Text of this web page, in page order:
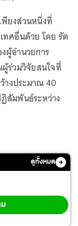
ยงส่วนหนึ่งที่
ทศอื่นด้วย โดย รัต
ผู้อำนวยการ
ผู้ร่วมวิจัยสนใจที่
างประมาณ 40
สัมพันธ์ระหว่าง
ดูทั้งหมด